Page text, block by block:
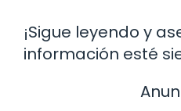
¡Sigue leyendo y
información esté